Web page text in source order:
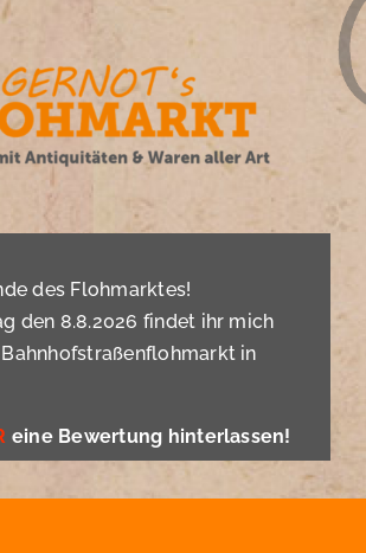
des Flohmarktes!
den 8.8.2026 findet ihr mich
in
eine Bewertung hinterlassen!